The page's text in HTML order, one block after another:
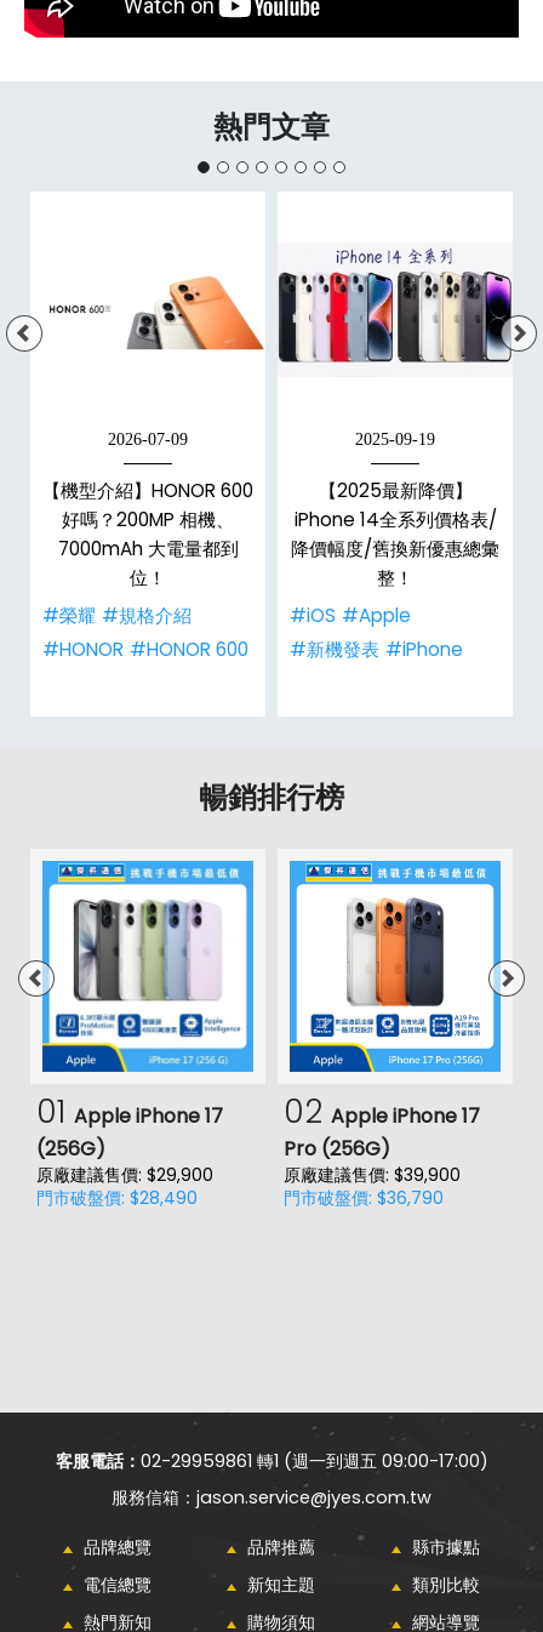
熱門文章
2026-07-09
【機型介紹】HONOR 600
好嗎？200MP 相機、
7000mAh 大電量都到
位！
#榮耀 #規格介紹
#HONOR #HONOR 600
2025-09-19
【2025最新降價】
iPhone 14全系列價格表/
降價幅度/舊換新優惠總彙
整！
#iOS #Apple
#新機發表 #iPhone
暢銷排行榜
01 Apple iPhone 17
(256G)
原廠建議售價: $29,900
門市破盤價: $28,490
02 Apple iPhone 17
Pro (256G)
原廠建議售價: $39,900
門市破盤價: $36,790
客服電話： 02-29959861 轉1 (週一到週五 09:00-17:00)
jason.service@jyes.com.tw
品牌總覽 品牌推薦
縣市據點
電信總覽
新知主題
類別比較
熱門新知
購物須知 網站導覽